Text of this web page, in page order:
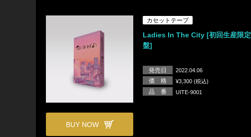
BUY NOW
カセットテープ
Ladies In The City [初回生産限定
盤]
発売日 2022.04.06
価 格 ¥3,300 (税込)
品 番 UITE-9001